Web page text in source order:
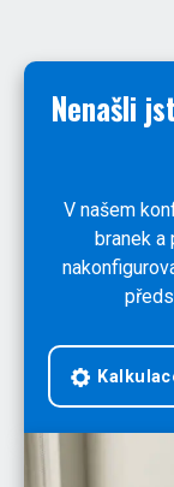
Nenašli
V našem
branek a